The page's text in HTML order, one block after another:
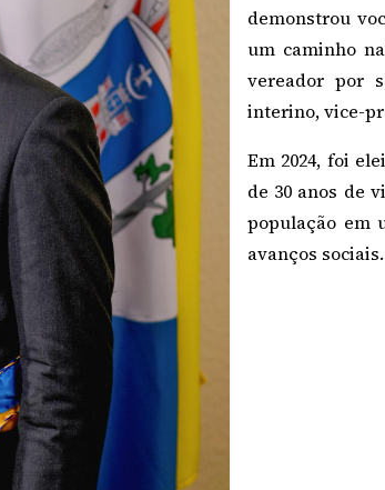
demonstrou
um caminho
vereador por
interino, vice-
Em 2024, foi
de 30 anos de
população em
avanços sociais.